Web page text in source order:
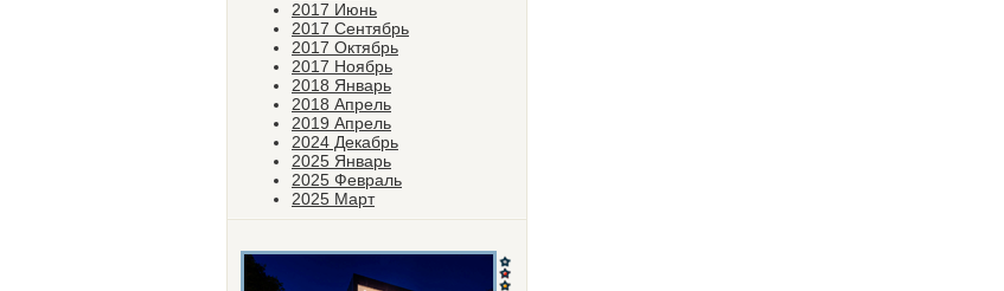
2017 Июнь
2017 Сентябрь
2017 Октябрь
2017 Ноябрь
2018 Январь
2018 Апрель
2019 Апрель
2024 Декабрь
2025 Январь
2025 Февраль
2025 Март